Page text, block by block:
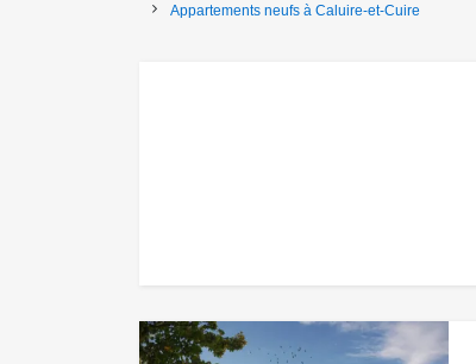
Appartements neufs à Caluire-et-Cuire